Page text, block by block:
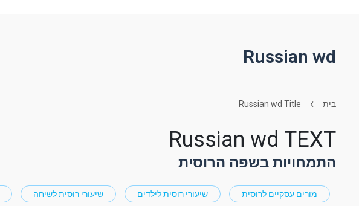
Russian wd
בית Russian wd Title
Russian wd TEXT
התמחויות בשפה הרוסית
מורים עסקיים לרוסית שיעורי רוסית לילדים שיעורי רוסית לשיחה